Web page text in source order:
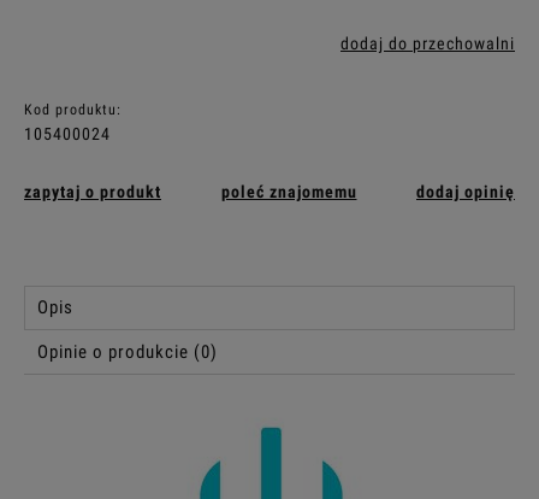
dodaj do przechowalni
Kod produktu:
105400024
zapytaj o produkt poleć znajomemu dodaj opinię
Opis
Opinie o produkcie (0)